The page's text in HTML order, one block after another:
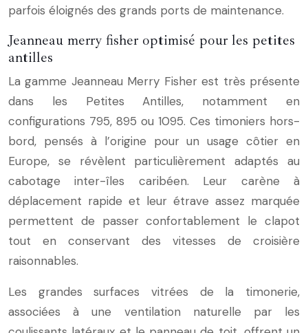
parfois éloignés des grands ports de maintenance.
Jeanneau merry fisher optimisé pour les petites
antilles
La gamme Jeanneau Merry Fisher est très présente
dans les Petites Antilles, notamment en
configurations 795, 895 ou 1095. Ces timoniers hors-
bord, pensés à l’origine pour un usage côtier en
Europe, se révèlent particulièrement adaptés au
cabotage inter-îles caribéen. Leur carène à
déplacement rapide et leur étrave assez marquée
permettent de passer confortablement le clapot
tout en conservant des vitesses de croisière
raisonnables.
Les grandes surfaces vitrées de la timonerie,
associées à une ventilation naturelle par les